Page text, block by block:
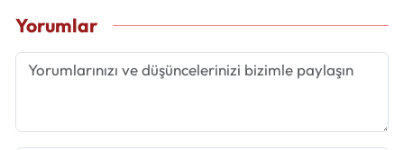
Yorumlar